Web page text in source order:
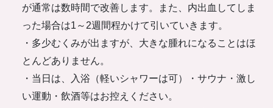
が通常は数時間で改善します。また、内出血してしま
った場合は1～2週間程かけて引いていきます。
・多少むくみが出ますが、大きな腫れになることはほ
とんどありません。
・当日は、入浴（軽いシャワーは可）・サウナ・激し
い運動・飲酒等はお控えください。